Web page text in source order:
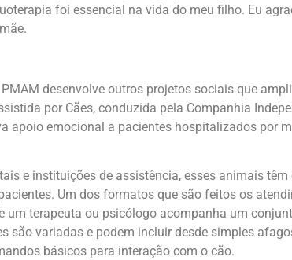
foi essencial na vida do meu filho. Eu
desenvolve outros projetos sociais que
por Cães, conduzida pela Companhia
apoio emocional a pacientes hospitalizados por
e instituições de assistência, esses animais têm
Um dos formatos que são feitos os
um terapeuta ou psicólogo acompanha um
são variadas e podem incluir desde simples
básicos para interação com o cão.